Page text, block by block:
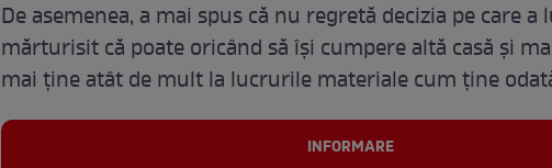
De asemenea, a mai spus că nu regretă decizia pe care
mărturisit că poate oricând să își cumpere altă casă și
mai ține atât de mult la lucrurile materiale cum ține
INFORMARE